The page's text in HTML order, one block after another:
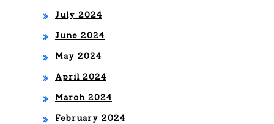
ITO
MÉ
ND
July 2024
June 2024
May 2024
April 2024
March 2024
February 2024